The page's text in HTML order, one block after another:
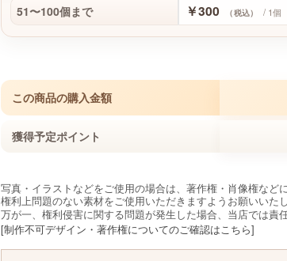
51〜100個まで ￥300 （税込） / 1個
この商品の購入金額
獲得予定ポイント
写真・イラストなどをご使用の場合は、著作権・肖像権など
権利上問題のない素材をご使用いただきますようお願いいたし
万が一、権利侵害に関する問題が発生した場合、当店では責
[制作不可デザイン・著作権についてのご確認はこちら]